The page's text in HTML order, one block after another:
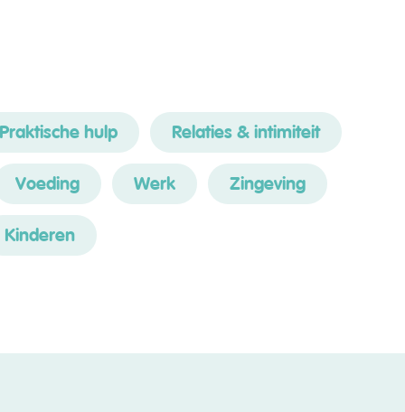
Praktische hulp Relaties & intimiteit
Voeding Werk Zingeving
Kinderen